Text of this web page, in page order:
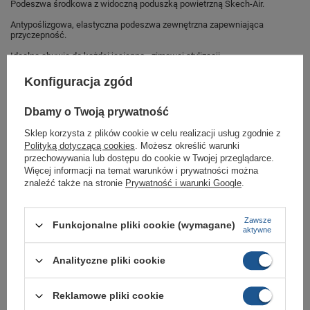
Podeszwa środkowa z widoczną poduszką powietrzną Skech-Air.
Antypoślizgowa, elastyczna podeszwa zewnętrzna zapewniająca
przyczepność.
Idealne obuwie do każdej jesienno - zimowej stylizacji.
Buty sportowe sklep Butomania.pl
Buty od Lee Cooper w standardowych rozmiarach 36, 36.5, 37, 37.5, 38,
38.5, 39, 39.5, 40, 41.
Zobacz jakie rozmiary są dostępne.
Sklep Butomania.pl to największy wybór obuwia sportowego dla całej
Twojej rodziny.
Kupując w naszym sklepie internetowym masz gwarancję, że towar jest
W ciągu 30 dni możesz dokonać zwrotu bądź wymiany towaru bez
podania przyczyny.
Marka Skechers
Konfiguracja zgód
Dbamy o Twoją prywatność
Sklep korzysta z plików cookie w celu realizacji usług zgodnie z
Polityką dotyczącą cookies. Możesz określić warunki
przechowywania lub dostępu do cookie w Twojej przeglądarce.
Więcej informacji na temat warunków i prywatności można
znaleźć także na stronie Prywatność i warunki Google.
Funkcjonalne pliki cookie (wymagane)
Zawsze
aktywne
Analityczne pliki cookie
Reklamowe pliki cookie